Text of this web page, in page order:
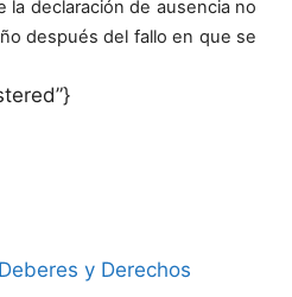
la declaración de ausencia no
después del fallo en que se
y Derechos